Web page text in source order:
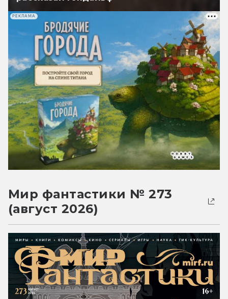
РЕКЛАМА
Мир фантастики № 273
(август 2026)